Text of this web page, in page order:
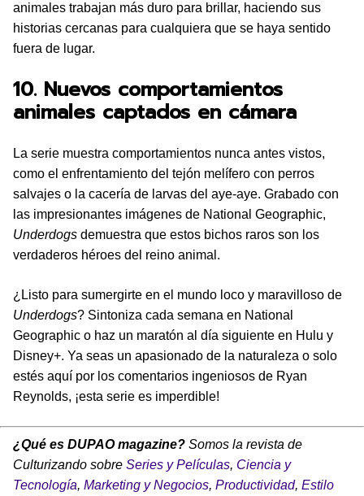
animales trabajan más duro para brillar, haciendo sus
historias cercanas para cualquiera que se haya sentido
fuera de lugar.
10. Nuevos comportamientos
animales captados en cámara
La serie muestra comportamientos nunca antes vistos,
como el enfrentamiento del tejón melífero con perros
salvajes o la cacería de larvas del aye-aye. Grabado con
las impresionantes imágenes de National Geographic,
Underdogs demuestra que estos bichos raros son los
verdaderos héroes del reino animal.
¿Listo para sumergirte en el mundo loco y maravilloso de
Underdogs? Sintoniza cada semana en National
Geographic o haz un maratón al día siguiente en Hulu y
Disney+. Ya seas un apasionado de la naturaleza o solo
estés aquí por los comentarios ingeniosos de Ryan
Reynolds, ¡esta serie es imperdible!
¿Qué es DUPAO magazine? Somos la revista de
Culturizando sobre Series y Películas, Ciencia y
Tecnología, Marketing y Negocios, Productividad, Estilo